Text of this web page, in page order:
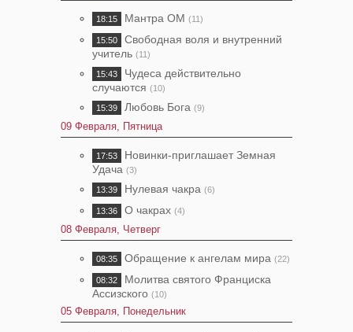
18:15 Мантра ОМ (11)
15:50
Свободная воля и внутренний
учитель (11)
15:43
Чудеса действительно
случаются (10)
15:39 Любовь Бога (9)
09 Февраля, Пятница
17:53
Новинки-приглашает Земная
Удача (3)
13:39 Нулевая чакра (6)
13:36 О чакрах (4)
08 Февраля, Четверг
08:35 Обращение к ангелам мира (22)
08:32
Молитва святого Франциска
Ассизского (10)
05 Февраля, Понедельник